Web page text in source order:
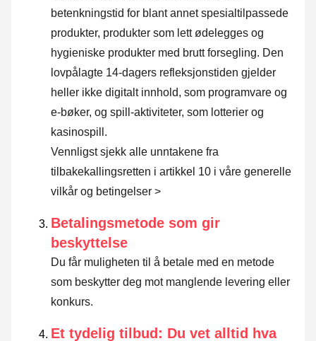
betenkningstid for blant annet spesialtilpassede
produkter, produkter som lett ødelegges og
hygieniske produkter med brutt forsegling. Den
lovpålagte 14-dagers refleksjonstiden gjelder
heller ikke digitalt innhold, som programvare og
e-bøker, og spill-aktiviteter, som lotterier og
kasinospill.
Vennligst sjekk alle unntakene fra
tilbakekallingsretten i artikkel 10 i våre generelle
vilkår og betingelser >
Betalingsmetode som gir
beskyttelse
Du får muligheten til å betale med en metode
som beskytter deg mot manglende levering eller
konkurs.
Et tydelig tilbud: Du vet alltid hva